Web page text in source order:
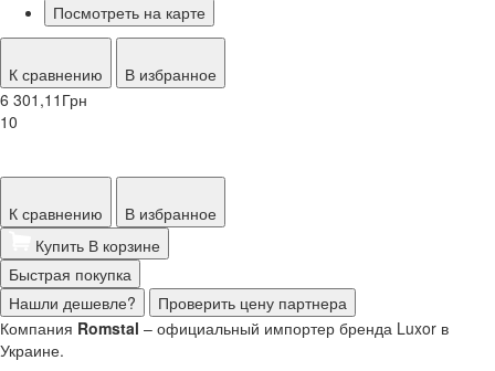
Посмотреть на карте
К сравнению
В избранное
6 301,11 Грн
10
К сравнению
В избранное
Купить В корзине
Быстрая покупка
Нашли дешевле?
Проверить цену партнера
Компания Romstal – официальный импортер бренда Luxor в
Украине.